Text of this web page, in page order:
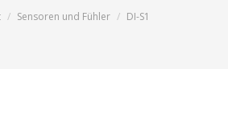
sich hier:
Sensoren und Fühler DI-S1